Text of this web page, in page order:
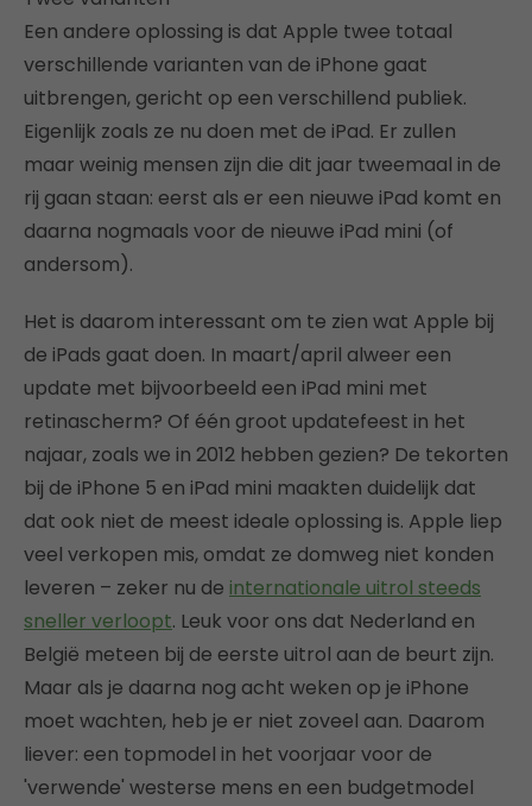
Een andere oplossing is dat Apple twee totaal
verschillende varianten van de iPhone gaat
uitbrengen, gericht op een verschillend publiek.
Eigenlijk zoals ze nu doen met de iPad. Er zullen
maar weinig mensen zijn die dit jaar tweemaal in de
rij gaan staan: eerst als er een nieuwe iPad komt en
daarna nogmaals voor de nieuwe iPad mini (of
andersom).
Het is daarom interessant om te zien wat Apple bij
de iPads gaat doen. In maart/april alweer een
update met bijvoorbeeld een iPad mini met
retinascherm? Of één groot updatefeest in het
najaar, zoals we in 2012 hebben gezien? De tekorten
bij de iPhone 5 en iPad mini maakten duidelijk dat
dat ook niet de meest ideale oplossing is. Apple liep
veel verkopen mis, omdat ze domweg niet konden
leveren – zeker nu de internationale uitrol steeds
sneller verloopt. Leuk voor ons dat Nederland en
België meteen bij de eerste uitrol aan de beurt zijn.
Maar als je daarna nog acht weken op je iPhone
moet wachten, heb je er niet zoveel aan. Daarom
liever: een topmodel in het voorjaar voor de
'verwende' westerse mens en een budgetmodel